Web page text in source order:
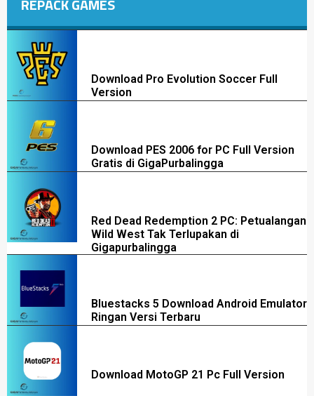
REPACK GAMES
Download Pro Evolution Soccer Full
Version
Download PES 2006 for PC Full Version
Gratis di GigaPurbalingga
Red Dead Redemption 2 PC: Petualangan
Wild West Tak Terlupakan di
Gigapurbalingga
Bluestacks 5 Download Android Emulator
Ringan Versi Terbaru
Download MotoGP 21 Pc Full Version